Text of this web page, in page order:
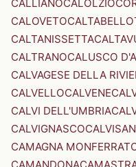
CALLIANO
CALOVETO
CALTANISSETTA
CALTRANOCALUSCO
CALVAGESE DELLA
CALVELLOCALVENE
CALVI DELL'UMBRIA
CALVIGNASCO
CAMAGNA